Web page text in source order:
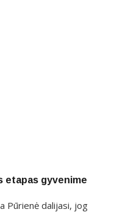
etapas gyvenime
Pūrienė dalijasi, jog